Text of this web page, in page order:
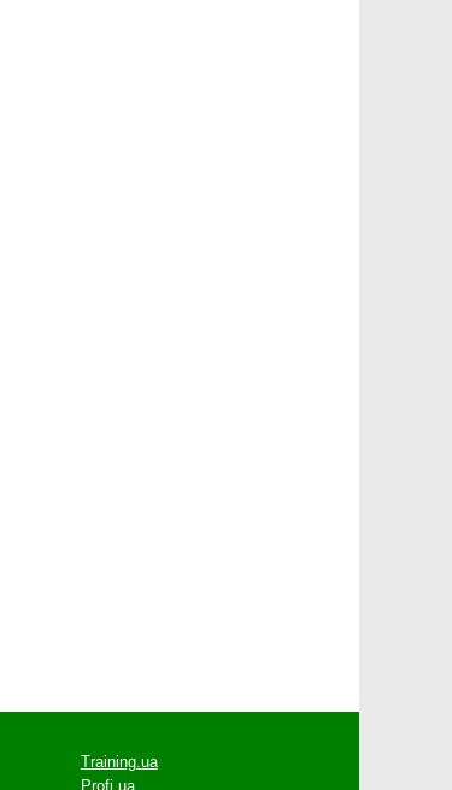
Training.ua
Profi.ua